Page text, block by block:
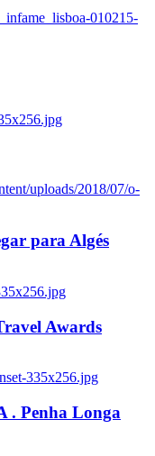
010215-
uploads/2018/07/o-
para Algés
Awards
335x256.jpg
Penha Longa